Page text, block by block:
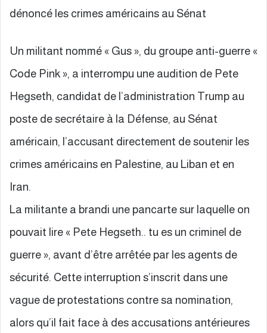
dénoncé les crimes américains au Sénat
Un militant nommé « Gus », du groupe anti-guerre «
Code Pink », a interrompu une audition de Pete
Hegseth, candidat de l’administration Trump au
poste de secrétaire à la Défense, au Sénat
américain, l’accusant directement de soutenir les
crimes américains en Palestine, au Liban et en
Iran.
La militante a brandi une pancarte sur laquelle on
pouvait lire « Pete Hegseth.. tu es un criminel de
guerre », avant d’être arrêtée par les agents de
sécurité. Cette interruption s’inscrit dans une
vague de protestations contre sa nomination,
alors qu’il fait face à des accusations antérieures